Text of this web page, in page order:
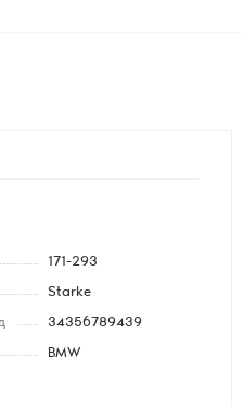
171-293
Starke
34356789439
BMW